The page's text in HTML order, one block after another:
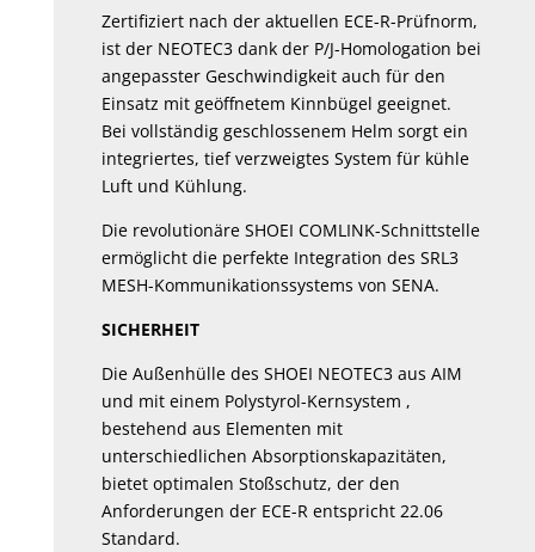
Zertifiziert nach der aktuellen ECE-R-Prüfnorm,
ist der NEOTEC3 dank der P/J-Homologation bei
angepasster Geschwindigkeit auch für den
Einsatz mit geöffnetem Kinnbügel geeignet.
Bei vollständig geschlossenem Helm sorgt ein
integriertes, tief verzweigtes System für kühle
Luft und Kühlung.
Die revolutionäre SHOEI COMLINK-Schnittstelle
ermöglicht die perfekte Integration des SRL3
MESH-Kommunikationssystems von SENA.
SICHERHEIT
Die Außenhülle des SHOEI NEOTEC3 aus AIM
und mit einem Polystyrol-Kernsystem ,
bestehend aus Elementen mit
unterschiedlichen Absorptionskapazitäten,
bietet optimalen Stoßschutz, der den
Anforderungen der ECE-R entspricht 22.06
Standard.